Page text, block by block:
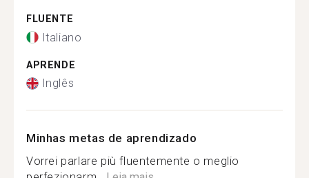
FLUENTE
Italiano
APRENDE
Inglês
Minhas metas de aprendizado
Vorrei parlare più fluentemente o meglio